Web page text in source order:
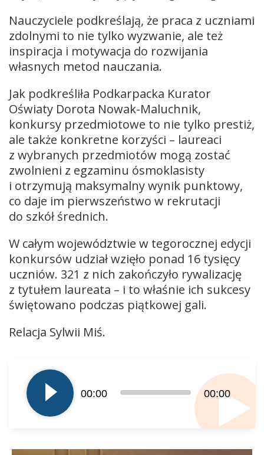
Nauczyciele podkreślają, że praca z uczniami
zdolnymi to nie tylko wyzwanie, ale też
inspiracja i motywacja do rozwijania
własnych metod nauczania.
Jak podkreśliła Podkarpacka Kurator
Oświaty Dorota Nowak-Maluchnik,
konkursy przedmiotowe to nie tylko prestiż,
ale także konkretne korzyści – laureaci
z wybranych przedmiotów mogą zostać
zwolnieni z egzaminu ósmoklasisty
i otrzymują maksymalny wynik punktowy,
co daje im pierwszeństwo w rekrutacji
do szkół średnich.
W całym województwie w tegorocznej edycji
konkursów udział wzięło ponad 16 tysięcy
uczniów. 321 z nich zakończyło rywalizację
z tytułem laureata – i to właśnie ich sukcesy
świętowano podczas piątkowej gali.
Relacja Sylwii Miś.
plików
dźwiękowych
00:00 00:00